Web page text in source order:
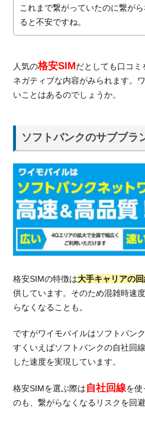
モバ
イル
の通
度
2.
繋
く
っ
た
時
に
ま
ず
確
認
べ
き
こ
2.1.
対応
端末
うか
確認
これまで繋がっていたのに繋が
ると不安ですね。
人気の格安SIMだとしても口コ
ネガティブな内容がみられます。
いことはあるのでしょうか。
ソフトバンクのサブブラ
格安SIMの特徴は大手キャリアの
供しています。そのため混雑時速
らなくなることも。
ですがワイモバイルはソフトバン
すくいえばソフトバンクの自社回
した速度を実現しています。
格安SIMを選ぶ際は自社回線を使
のも、繋がらなくなるリスクを回